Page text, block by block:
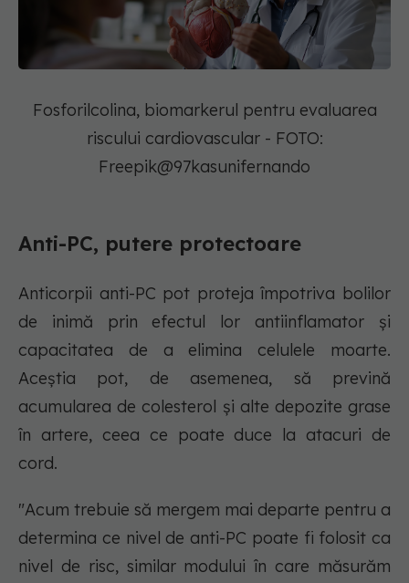
Fosforilcolina, biomarkerul pentru evaluarea
riscului cardiovascular - FOTO:
Freepik@97kasunifernando
Anti-PC, putere protectoare
Anticorpii anti-PC pot proteja împotriva bolilor
de inimă prin efectul lor antiinflamator și
capacitatea de a elimina celulele moarte.
Aceștia pot, de asemenea, să prevină
acumularea de colesterol și alte depozite grase
în artere, ceea ce poate duce la atacuri de
cord.
"Acum trebuie să mergem mai departe pentru a
determina ce nivel de anti-PC poate fi folosit ca
nivel de risc, similar modului în care măsurăm